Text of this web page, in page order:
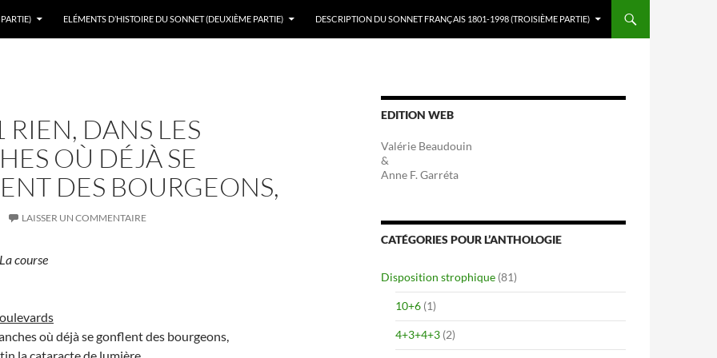
ELÉMENTS D’HISTOIRE DU SONNET (DEUXIÈME PARTIE) DESCRIPTION DU SONNET FRANÇAIS 1801-1998 (TROISIÈME PARTIE)
RIEN, DANS LES
OÙ DÉJÀ SE
DES BOURGEONS,
LAISSER UN COMMENTAIRE
La course
où déjà se gonflent des bourgeons,
EDITION WEB
Valérie Beaudouin
&
Anne F. Garréta
CATÉGORIES POUR L’ANTHOLOGIE
Disposition strophique (81)
10+6 (1)
4+3+4+3 (2)